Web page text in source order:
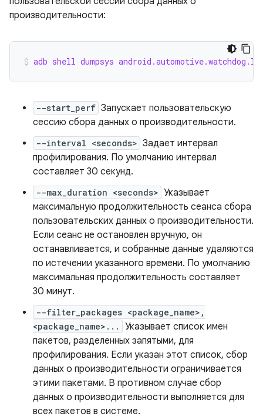
производительности:
adb shell dumpsys
--start_perf Запускает пользовательскую
сессию сбора данных о производительности.
--interval <seconds> Задает интервал
профилирования. По умолчанию интервал
составляет 30 секунд.
--max_duration <seconds> Указывает
максимальную продолжительность сеанса сбора
пользовательских данных о производительности.
Если сеанс не остановлен вручную, он
останавливается, и собранные данные удаляются
по истечении указанного времени. По умолчанию
максимальная продолжительность составляет
30 минут.
--filter_packages <package_name>,
<package_name>...
Указывает список имен
пакетов, разделенных запятыми, для
профилирования. Если указан этот список, сбор
данных о производительности ограничивается
этими пакетами. В противном случае сбор
данных о производительности выполняется для
всех пакетов в системе.